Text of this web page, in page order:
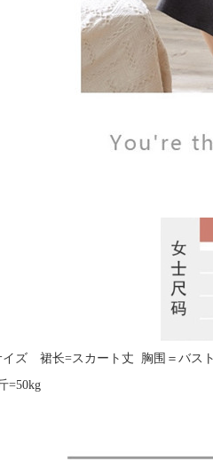
イズ 裙长=スカート丈 胸围＝バス
=50kg